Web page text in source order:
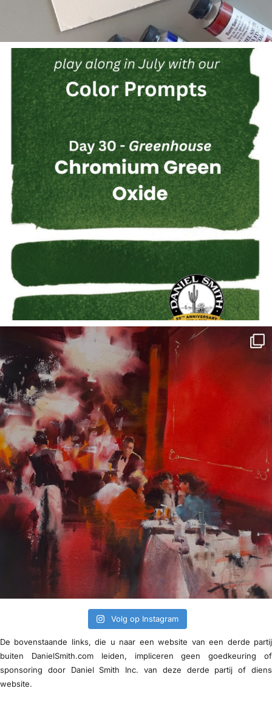
Volg op Instagram
De bovenstaande links, die u naar een website van een derde partij
buiten DanielSmith.com leiden, impliceren geen goedkeuring of
sponsoring door Daniel Smith Inc. van deze derde partij of diens
website.